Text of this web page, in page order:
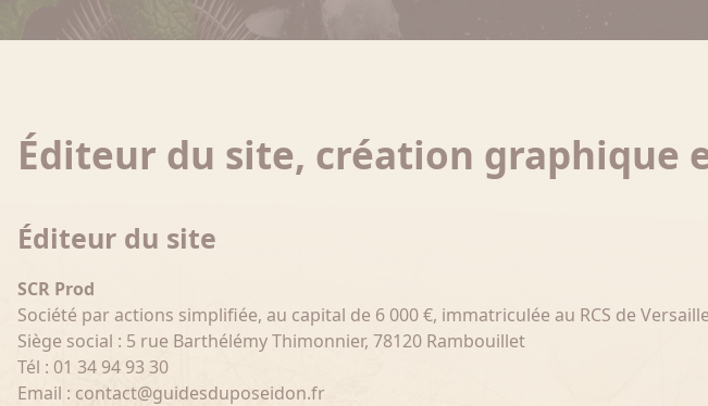
Éditeur du site, création graphique
Éditeur du site
SCR Prod
Société par actions simplifiée, au capital de 6 000 €, immatriculée au RCS de
Siège social : 5 rue Barthélémy Thimonnier, 78120 Rambouillet
Tél : 01 34 94 93 30
Email : contact@guidesduposeidon.fr